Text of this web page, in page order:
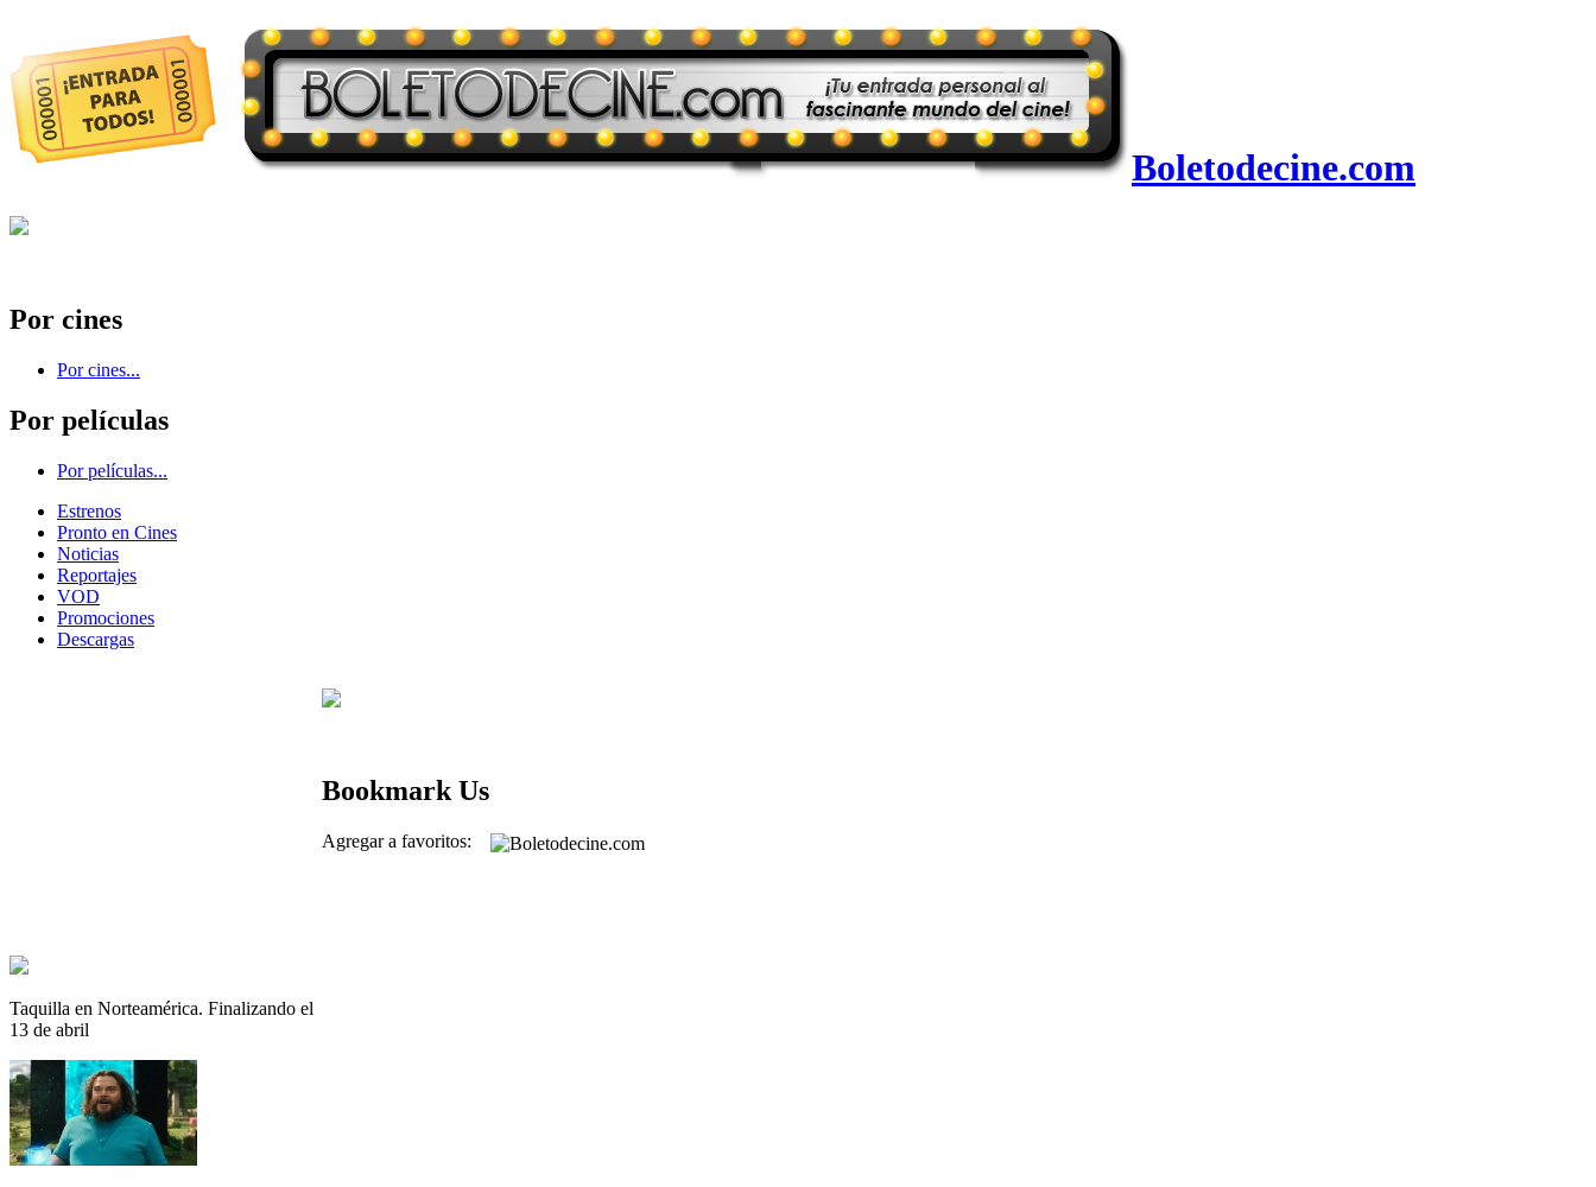
Boletodecine.com
Por cines
Por cines...
Por películas
Por películas...
Estrenos
Pronto en Cines
Noticias
Reportajes
VOD
Promociones
Descargas
Taquilla en Norteamérica. Finalizando el
13 de abril
Bookmark Us
Agregar a favoritos: